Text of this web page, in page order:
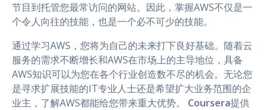
节目到托管您最常访问的网站。因此，掌握AWS不仅是一
个令人向往的技能，也是一个必不可少的技能。
通过学习AWS，您将为自己的未来打下良好基础。随着云
服务的需求不断增长和AWS在市场上的主导地位，具备
AWS知识可以为您在各个行业创造数不尽的机会。无论您
是寻求扩展技能的IT专业人士还是希望扩大业务范围的企
业主，了解AWS都能给您带来重大优势。 Coursera提供